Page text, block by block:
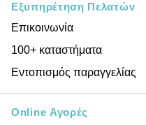
Εξυπηρέτηση Πελατών
Επικοινωνία
100+ καταστήματα
Εντοπισμός παραγγελίας
Online Αγορές